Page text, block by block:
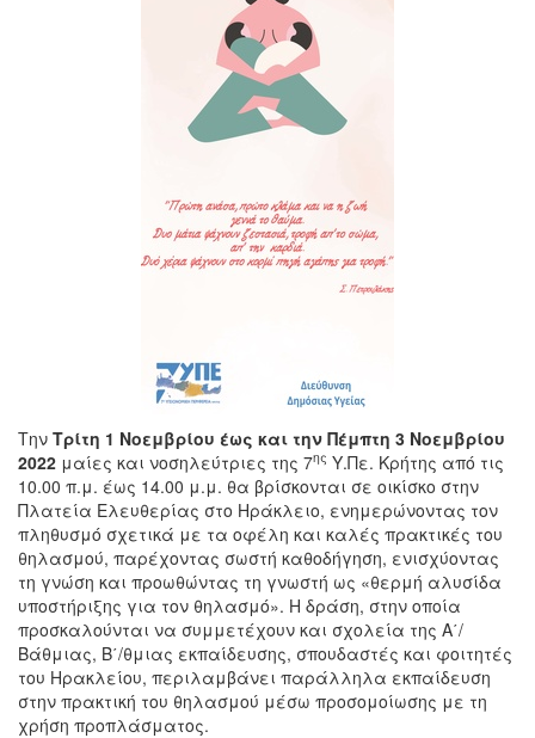
Την Τρίτη 1 Νοεμβρίου έως και την Πέμπτη 3 Νοεμβρίου
2022 μαίες και νοσηλεύτριες της 7ης Υ.Πε. Κρήτης από τις
10.00 π.μ. έως 14.00 μ.μ. θα βρίσκονται σε οικίσκο στην
Πλατεία Ελευθερίας στο Ηράκλειο, ενημερώνοντας τον
πληθυσμό σχετικά με τα οφέλη και καλές πρακτικές του
θηλασμού, παρέχοντας σωστή καθοδήγηση, ενισχύοντας
τη γνώση και προωθώντας τη γνωστή ως «θερμή αλυσίδα
υποστήριξης για τον θηλασμό». Η δράση, στην οποία
προσκαλούνται να συμμετέχουν και σχολεία της Α΄/
Βάθμιας, Β΄/θμιας εκπαίδευσης, σπουδαστές και φοιτητές
του Ηρακλείου, περιλαμβάνει παράλληλα εκπαίδευση
στην πρακτική του θηλασμού μέσω προσομοίωσης με τη
χρήση προπλάσματος.